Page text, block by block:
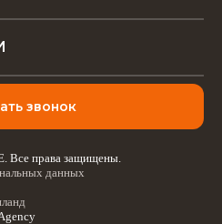
звонок
Все права защищены.
данных